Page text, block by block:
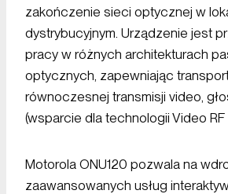
zakończenie sieci optycznej w
dystrybucyjnym. Urządzenie jest
pracy w różnych architekturach
optycznych, zapewniając
równoczesnej transmisji video,
(wsparcie dla technologii Video RF
Motorola ONU120 pozwala na
zaawansowanych usług